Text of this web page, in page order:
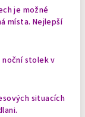
je možné
místa. Nejlepší
stolek v
situacích